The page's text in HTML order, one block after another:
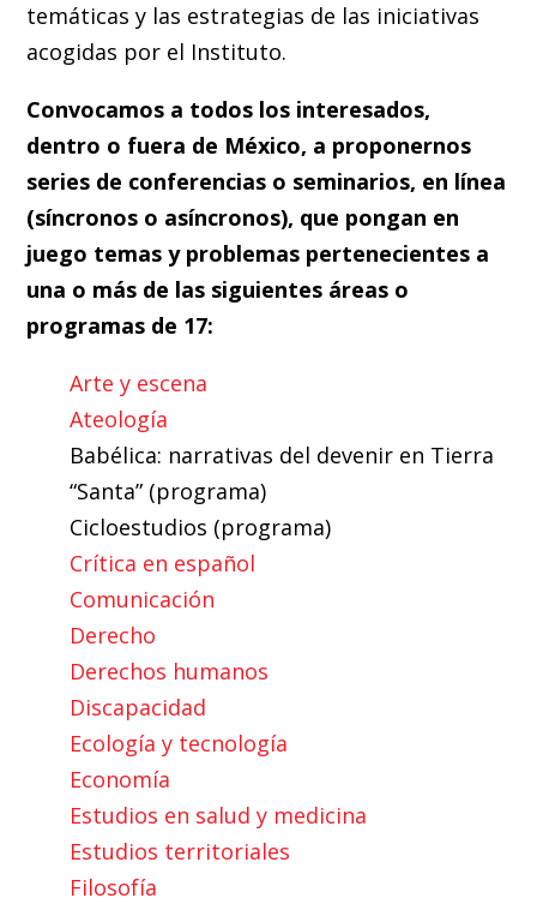
temáticas y las estrategias de las iniciativas
acogidas por el Instituto.
Convocamos a todos los interesados,
dentro o fuera de México, a proponernos
series de conferencias o seminarios, en línea
(síncronos o asíncronos), que pongan en
juego temas y problemas pertenecientes a
una o más de las siguientes áreas o
programas de 17:
Arte y escena
Ateología
Babélica: narrativas del devenir en Tierra
“Santa” (programa)
Cicloestudios (programa)
Crítica en español
Comunicación
Derecho
Derechos humanos
Discapacidad
Ecología y tecnología
Economía
Estudios en salud y medicina
Estudios territoriales
Filosofía